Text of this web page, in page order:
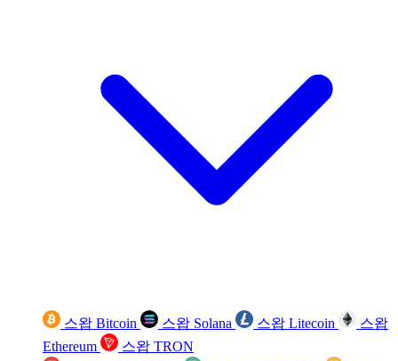
스왑 Bitcoin 스왑 Solana 스왑 Litecoin
스왑
Ethereum
스왑 TRON